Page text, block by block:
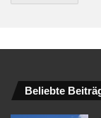
Beliebte